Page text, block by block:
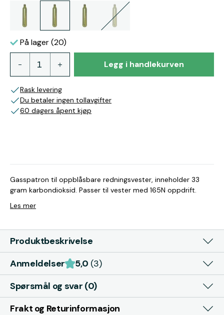
På lager (20)
Legg i handlekurven
Rask levering
Du betaler ingen tollavgifter
60 dagers åpent kjøp
Gasspatron til oppblåsbare redningsvester, inneholder 33
gram karbondioksid. Passer til vester med 165N oppdrift.
Les mer
Produktbeskrivelse
Anmeldelser
5,0 (3)
Spørsmål og svar (0)
Frakt og Returinformasjon